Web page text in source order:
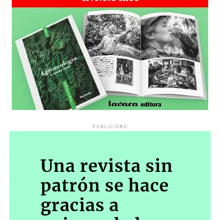
Década perdida: Marta Montero,
mamá de Lucía Pérez
“Estamos como el día 1”. La frase de la madre de la joven
asesinada en 2016 remite a aquel año: cuando
es a través del interrogante, que puedan encarnar la
pregunta», comparte Gonzalo, de 41 años.
PUBLICIDAD